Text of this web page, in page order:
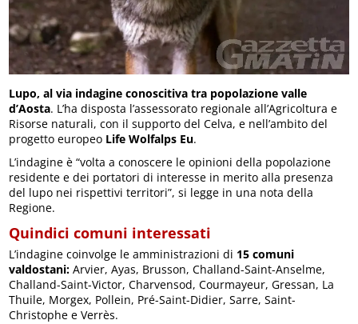
Lupo, al via indagine conoscitiva tra popolazione valle
d’Aosta. L’ha disposta l’assessorato regionale all’Agricoltura e
Risorse naturali, con il supporto del Celva, e nell’ambito del
progetto europeo Life Wolfalps Eu.
L’indagine è “volta a conoscere le opinioni della popolazione
residente e dei portatori di interesse in merito alla presenza
del lupo nei rispettivi territori”, si legge in una nota della
Regione.
Quindici comuni interessati
L’indagine coinvolge le amministrazioni di 15 comuni
valdostani: Arvier, Ayas, Brusson, Challand-Saint-Anselme,
Challand-Saint-Victor, Charvensod, Courmayeur, Gressan, La
Thuile, Morgex, Pollein, Pré-Saint-Didier, Sarre, Saint-
Christophe e Verrès.